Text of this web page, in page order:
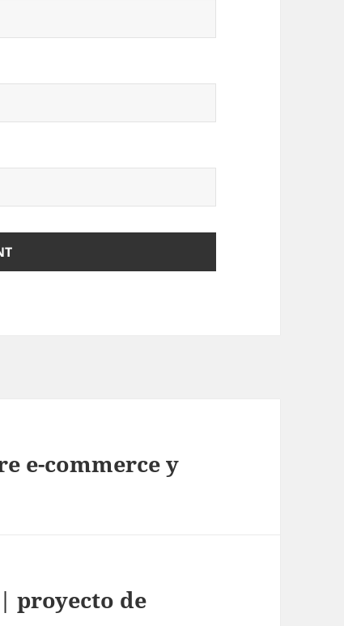
e-commerce y
| proyecto de